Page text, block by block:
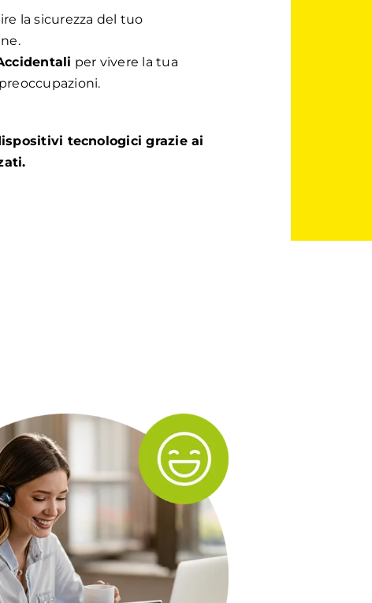
la sicurezza del tuo
per vivere la tua
tecnologici grazie ai